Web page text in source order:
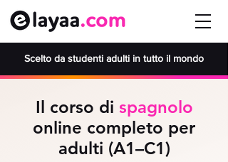
Scelto da studenti adulti in tutto il mondo
Il corso di spagnolo
online completo per
adulti (A1–C1)